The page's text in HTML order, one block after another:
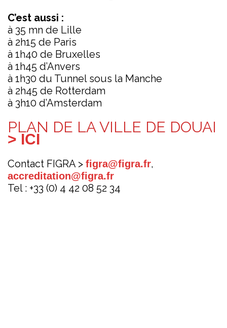
C’est aussi :
à 35 mn de Lille
à 2h15 de Paris
à 1h40 de Bruxelles
à 1h45 d’Anvers
à 1h30 du Tunnel sous la Manche
à 2h45 de Rotterdam
à 3h10 d’Amsterdam
PLAN DE LA VILLE DE DOUAI
> ICI
Contact FIGRA > figra@figra.fr,
accreditation@figra.fr
Tel : +33 (0) 4 42 08 52 34